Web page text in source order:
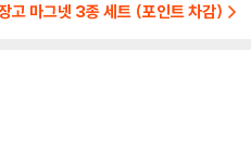
고 마그넷 3종 세트 (포인트 차감)